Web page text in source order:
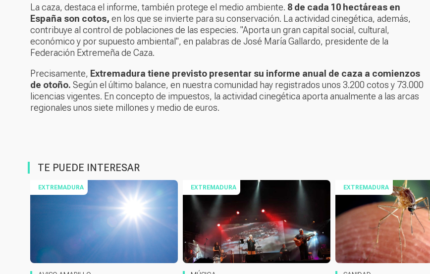
La caza, destaca el informe, también protege el medio ambiente. 8 de cada 10 hectáreas en
España son cotos, en los que se invierte para su conservación. La actividad cinegética, además,
contribuye al control de poblaciones de las especies. "Aporta un gran capital social, cultural,
económico y por supuesto ambiental", en palabras de José María Gallardo, presidente de la
Federación Extremeña de Caza.
Precisamente, Extremadura tiene previsto presentar su informe anual de caza a comienzos
de otoño. Según el último balance, en nuestra comunidad hay registrados unos 3.200 cotos y 73.000
licencias vigentes. En concepto de impuestos, la actividad cinegética aporta anualmente a las arcas
regionales unos siete millones y medio de euros.
TE PUEDE INTERESAR
EXTREMADURA EXTREMADURA EXTREMADURA